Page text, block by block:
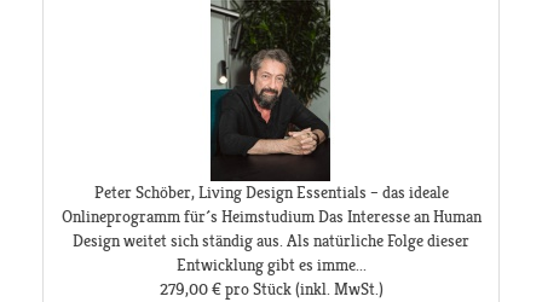
Peter Schöber, Living Design Essentials – das ideale
Onlineprogramm für´s Heimstudium Das Interesse an Human
Design weitet sich ständig aus. Als natürliche Folge dieser
Entwicklung gibt es imme...
279,00 € pro Stück(inkl. MwSt.)